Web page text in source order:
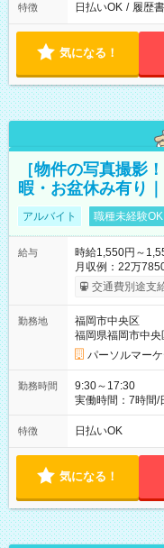
特徴 日払いOK / 履歴
気になる！
［物件の写真撮影
暇・お盆休み有り
アルバイト 職種未経験OK
給与
時給1,550円～
月収例：22万7850円（7h×21日)
り） 【試用期
交通費別途支
勤務地
福岡市中央区
福岡県福岡市中央
パーソルマー
勤務時間
9:30～17:30
実働時間：7時間/
は固定休です／
ワンシフト！ ・
特徴 日払いOK
気になる！